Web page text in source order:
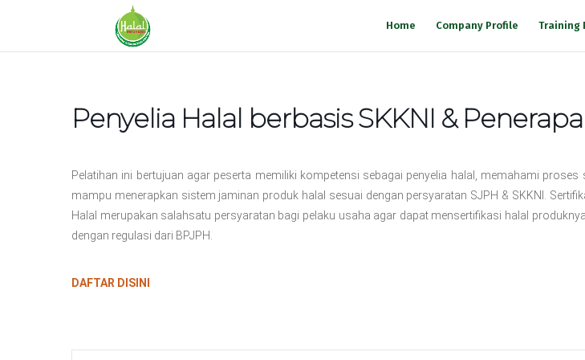
Home Company Profile Training
Penyelia Halal berbasis SKKNI &
Pelatihan ini bertujuan agar peserta memiliki kompetensi sebagai penyelia halal, memahami proses
mampu menerapkan sistem jaminan produk halal sesuai dengan persyaratan SJPH & SKKNI.
Halal merupakan salahsatu persyaratan bagi pelaku usaha agar dapat mensertifikasi halal
dengan regulasi dari BPJPH.
DAFTAR DISINI